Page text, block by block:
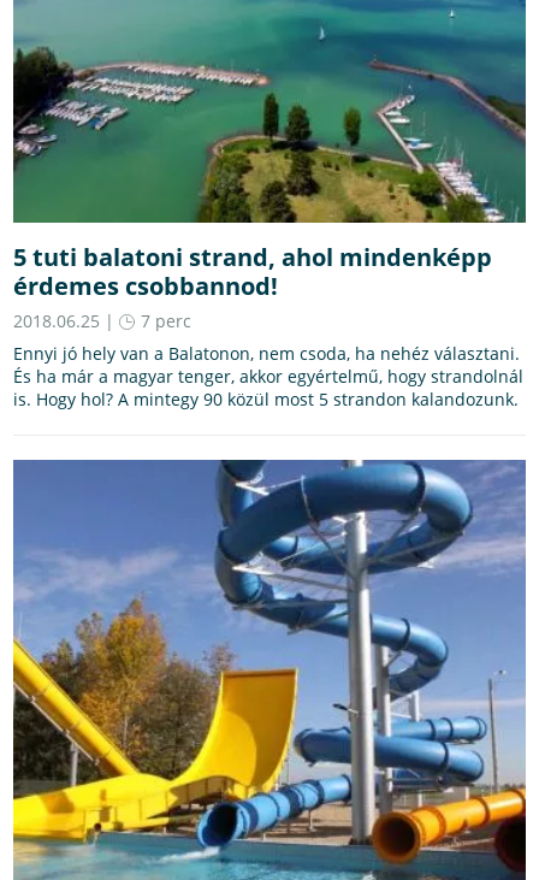
5 tuti balatoni strand, ahol mindenképp
érdemes csobbannod!
2018.06.25 |
7 perc
Ennyi jó hely van a Balatonon, nem csoda, ha nehéz választani.
És ha már a magyar tenger, akkor egyértelmű, hogy strandolnál
is. Hogy hol? A mintegy 90 közül most 5 strandon kalandozunk.